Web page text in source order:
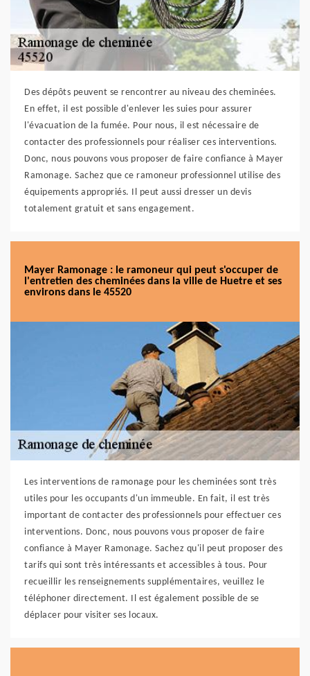
Des dépôts peuvent se rencontrer au niveau des cheminées.
En effet, il est possible d'enlever les suies pour assurer
l'évacuation de la fumée. Pour nous, il est nécessaire de
contacter des professionnels pour réaliser ces interventions.
Donc, nous pouvons vous proposer de faire confiance à Mayer
Ramonage. Sachez que ce ramoneur professionnel utilise des
équipements appropriés. Il peut aussi dresser un devis
totalement gratuit et sans engagement.
Mayer Ramonage : le ramoneur qui peut s'occuper de
l'entretien des cheminées dans la ville de Huetre et ses
environs dans le 45520
Les interventions de ramonage pour les cheminées sont très
utiles pour les occupants d'un immeuble. En fait, il est très
important de contacter des professionnels pour effectuer ces
interventions. Donc, nous pouvons vous proposer de faire
confiance à Mayer Ramonage. Sachez qu'il peut proposer des
tarifs qui sont très intéressants et accessibles à tous. Pour
recueillir les renseignements supplémentaires, veuillez le
téléphoner directement. Il est également possible de se
déplacer pour visiter ses locaux.